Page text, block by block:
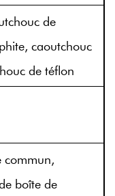
de
caoutchouc
de téflon
commun,
boîte de